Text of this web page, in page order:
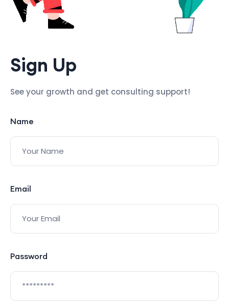
Sign Up
See your growth and get consulting support!
Name
Email
Password